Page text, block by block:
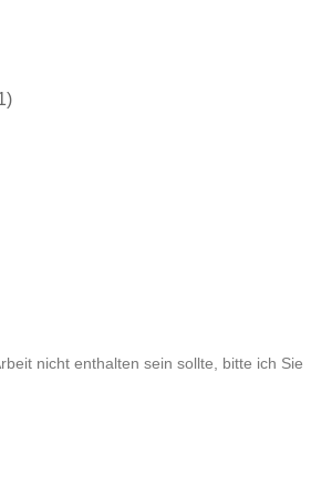
nicht enthalten sein sollte, bitte ich Sie